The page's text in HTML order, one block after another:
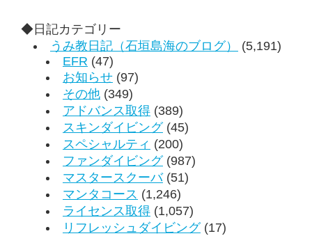
◆日記カテゴリー
うみ教日記（石垣島海のブログ）
(5,191)
EFR (47)
お知らせ (97)
その他 (349)
アドバンス取得 (389)
スキンダイビング(45)
スペシャルティ (200)
ファンダイビング(987)
マスタースクーバ(51)
マンタコース (1,246)
ライセンス取得 (1,057)
リフレッシュダイビング(17)